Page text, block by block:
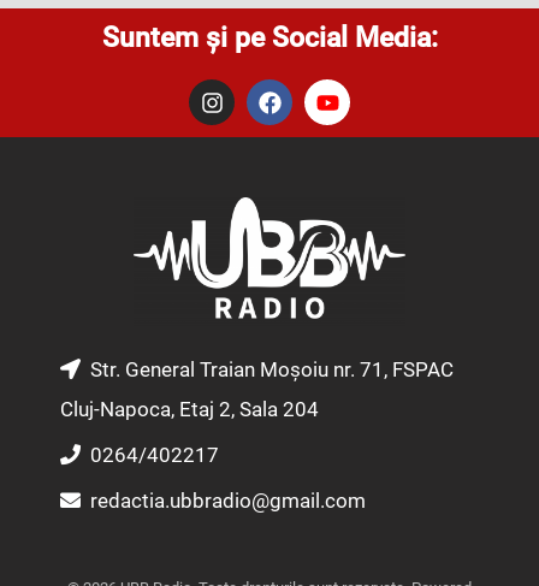
Suntem și pe Social Media:
I
n
s
m
F
a
c
o
k
Y
o
u
e
Str. General Traian Moșoiu nr. 71, FSPAC
Cluj-Napoca, Etaj 2, Sala 204
0264/402217
redactia.ubbradio@gmail.com